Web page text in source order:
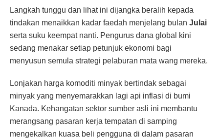
Langkah tunggu dan lihat ini dijangka beralih kepada
tindakan menaikkan kadar faedah menjelang bulan Julai
serta suku keempat nanti. Pengurus dana global kini
sedang menakar setiap petunjuk ekonomi bagi
menyusun semula strategi pelaburan mata wang mereka.
Lonjakan harga komoditi minyak bertindak sebagai
minyak yang menyemarakkan lagi api inflasi di bumi
Kanada. Kehangatan sektor sumber asli ini membantu
merangsang pasaran kerja tempatan di samping
mengekalkan kuasa beli pengguna di dalam pasaran